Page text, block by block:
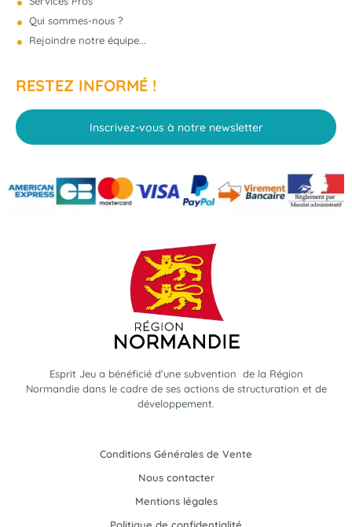
Qui sommes-nous ?
Rejoindre notre équipe...
RESTEZ INFORMÉ !
Inscrivez-vous à notre newsletter
Esprit Jeu a bénéficié d'une subvention de la Région
Normandie dans le cadre de ses actions de structuration et de
développement.
Conditions Générales de Vente
Nous contacter
Mentions légales
Politique de confidentialité